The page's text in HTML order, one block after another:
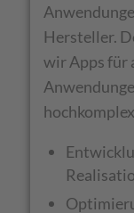
Hersteller.
wir Apps für